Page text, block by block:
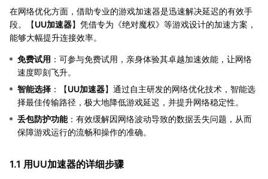
在网络优化方面，借助专业的游戏加速器是迅速解决延迟的有效手
段。【UU加速器】凭借专为《绝对魔权》等游戏设计的加速方案，
能够大幅提升连接效率。
免费试用 ：可参与免费试用，亲身体验其卓越加速效能，让网络
速度即刻飞升。
智能选择 ：【UU加速器】通过自主研发的网络优化技术，智能选
择最佳传输路径，极大地降低游戏延迟，并提升网络稳定性。
丢包防护功能：有效缓解因网络波动导致的数据丢失问题，从而
保障游戏运行的流畅和操作的准确。
1.1 用UU加速器的详细步骤